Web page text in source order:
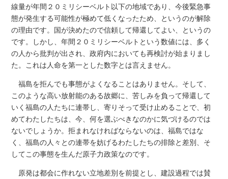
線量が年間２０ミリシーベルト以下の地域であり、今後緊急事
態が発生する可能性が極めて低くなったため、というのが解除
の理由です。国が決めたので信頼して帰還してよい、というの
です。しかし、年間２０ミリシーベルトという数値には、多く
の人から批判が出され、政府内においても再検討が始まりまし
た。これは人命を第一とした数字とは言えません。
福島を拒んでも事態がよくなることはありません。そして、
このような高い放射能のある故郷に、苦しみを負って帰還して
いく福島の人たちに連帯し、寄りそって受け止めることで、初
めてわたしたちは、今、何を選ぶべきなのかに気づけるのでは
ないでしょうか。拒まれなければならないのは、福島ではな
く、福島の人々との連帯を妨げるわたしたちの排除と差別、そ
してこの事態を生んだ原子力政策なのです。
原発は都会に作れない立地差別を前提とし、建設過程では賛